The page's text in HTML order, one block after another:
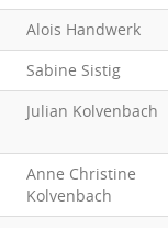
Alois Handwerk
Sabine Sistig
Julian Kolvenbach
Anne Christine
Kolvenbach